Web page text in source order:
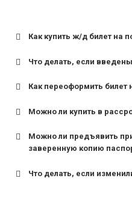
Как купить ж/д билет на
Что делать, если
Как переоформить билет
Можно ли купить в
Можно ли предъявить
заверенную копию
Что делать, если